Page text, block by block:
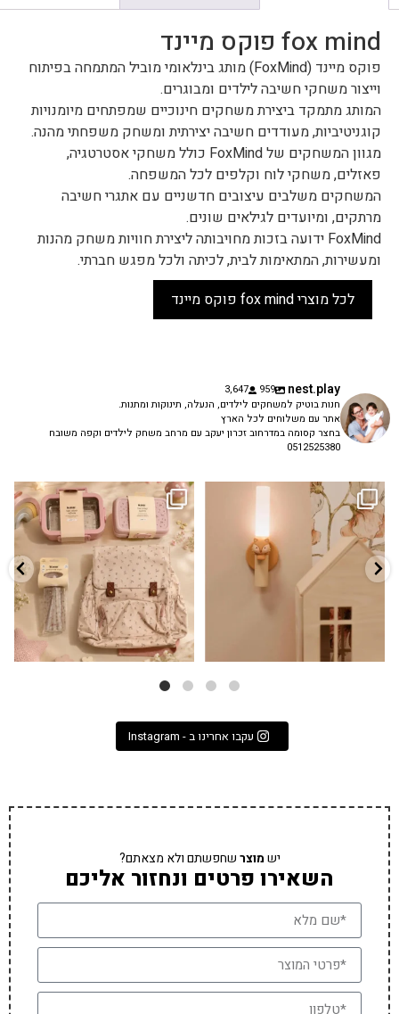
fox mind פוקס מיינד
פוקס מיינד (FoxMind) מותג בינלאומי מוביל המתמחה בפיתוח
וייצור משחקי חשיבה לילדים ומבוגרים.
המותג מתמקד ביצירת משחקים חינוכיים שמפתחים מיומנויות
קוגניטיביות, מעודדים חשיבה יצירתית ומשחק משפחתי מהנה.
מגוון המשחקים של FoxMind כולל משחקי אסטרטגיה,
פאזלים, משחקי לוח וקלפים לכל המשפחה.
המשחקים משלבים עיצובים חדשניים עם אתגרי חשיבה
מרתקים, ומיועדים לגילאים שונים.
FoxMind ידועה בזכות מחויבותה ליצירת חוויות משחק מהנות
ומעשירות, המתאימות לבית, לכיתה ולכל מפגש חברתי.
לכל מוצרי fox mind פוקס מיינד
nest.play
959
3,647
חנות בוטיק למשחקים לילדים, הנעלה, תינוקות ומתנות.
אתר עם משלוחים לכל הארץ
בחצר קסומה במדרחוב זכרון יעקב עם מרחב משחק לילדים וקפה משובח
0512525380
✨ חוזרים למסגרת בסטייל! ✨
הקולקציה החדשה...
9 4
גם פריט עיצובי לחדר, גם מנורת לילה
...
3 0
עקבו אחרינו ב - Instagram
ישמוצרשחפשתם ולא מצאתם?
השאירו פרטים ונחזור אליכם